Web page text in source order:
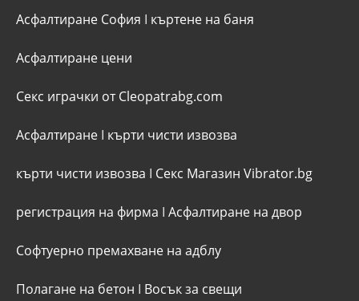
Асфалтиране София I къртене на баня
Асфалтиране цени
Секс играчки от Cleopatrabg.com
Асфалтиране I кърти чисти извозва
кърти чисти извозва I Секс Магазин Vibrator.bg
регистрация на фирма I Асфалтиране на двор
Софтуерно премахване на адблу
Полагане на бетон I Восък за свещи